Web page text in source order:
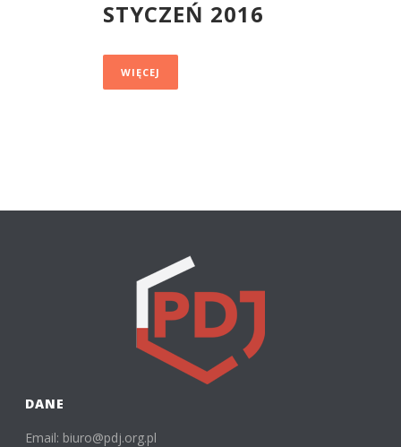
STYCZEŃ 2016
WIĘCEJ
DANE
Email: biuro@pdj.org.pl